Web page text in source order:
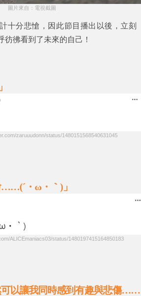
圖片來自：電視截圖
十分悲愴，因此節目播出以後，立刻
彷彿看到了未來的自己！
zaruuudonn/status/1480151568540631045
……(´・ω・｀)」
ALICEmaniacs03/status/1480197415164850183
可以讓我同時感到有趣與悲傷……